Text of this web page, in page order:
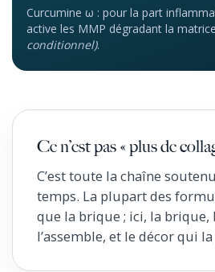
Curcumine ω : pour la part
active les MMP dégradant la
conditionnel).
Ce n’est pas « plus de
C’est toute la chaîne
temps. La plupart des
que la brique ; ici, la brique,
l’assemble, et le décor qui